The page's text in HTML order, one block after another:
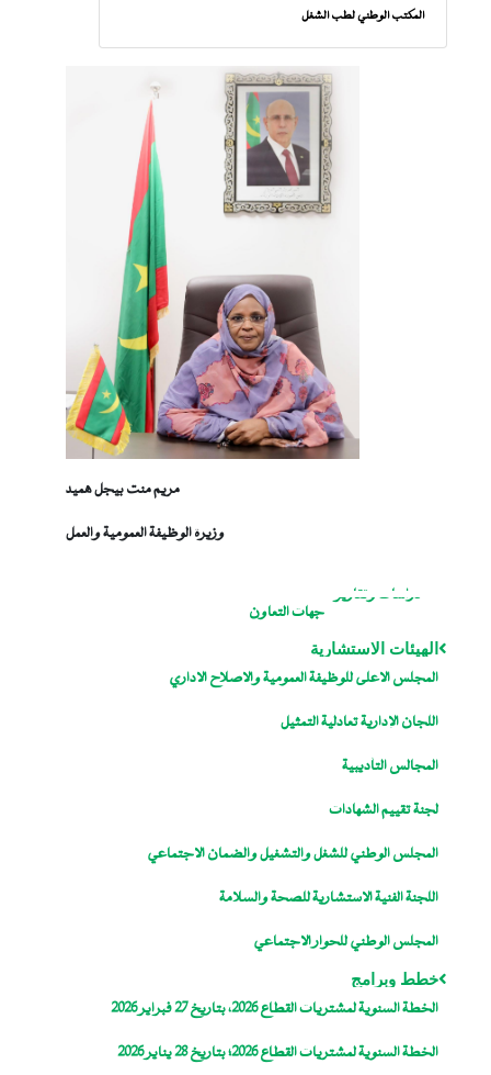
المكتب الوطني لطب الشغل
مريم منت بيجل هميد
وزيرة الوظيفة العمومية والعمل
دراسات وتقارير
جهات التعاون
الهيئات الاستشارية
المجلس الاعلى للوظيفة العمومية والاصلاح الاداري
اللجان الإدارية تعادلية التمثيل
المجالس التأديبية
لجنة تقييم الشهادات
المجلس الوطني للشغل والتشغيل والضمان الاجتماعي
اللجنة الفنية الاستشارية للصحة والسلامة
المجلس الوطني للحوار الاجتماعي
خطط وبرامج
الخطة السنوية لمشتريات القطاع 2026، بتاريخ 27 فبراير 2026
الخطة السنوية لمشتريات القطاع 2026؛ بتاريخ 28 يناير 2026